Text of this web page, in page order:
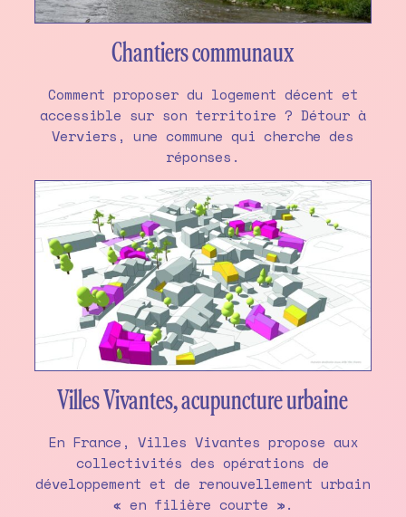
Chantiers communaux
Comment proposer du logement décent et
accessible sur son territoire ? Détour à
Verviers, une commune qui cherche des
réponses.
Villes Vivantes, acupuncture urbaine
En France, Villes Vivantes propose aux
collectivités des opérations de
développement et de renouvellement urbain
« en filière courte ».